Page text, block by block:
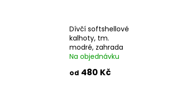
Dívčí softshellové
kalhoty, tm.
modré, zahrada
Na objednávku
od 480 Kč